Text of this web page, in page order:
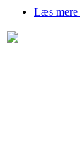
Læs mere